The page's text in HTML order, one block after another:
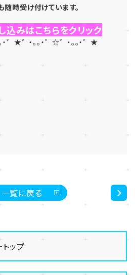
随時受け付けています。
みはこちらをクリック
゜★゜・。。・゜☆゜・。。・゜★
一覧に戻る
ップ